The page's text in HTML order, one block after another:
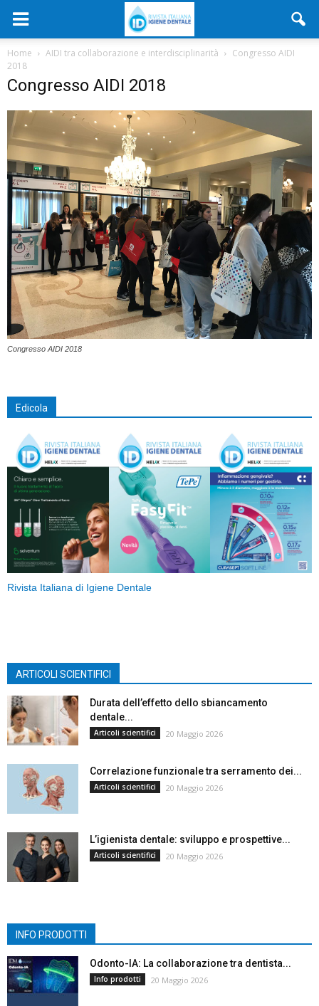
Home AIDI tra collaborazione e interdisciplinarità
Congresso AIDI
2018
Congresso AIDI 2018
Congresso AIDI 2018
Edicola
Rivista Italiana di Igiene Dentale
ARTICOLI SCIENTIFICI
Durata dell’effetto dello sbiancamento
dentale...
Articoli scientifici 20 Maggio 2026
Correlazione funzionale tra serramento dei...
Articoli scientifici 20 Maggio 2026
L’igienista dentale: sviluppo e prospettive...
Articoli scientifici 20 Maggio 2026
INFO PRODOTTI
Odonto-IA: La collaborazione tra dentista...
Info prodotti 20 Maggio 2026